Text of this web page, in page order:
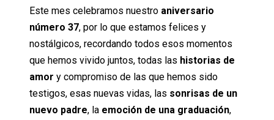
Este mes celebramos nuestro aniversario
número 37, por lo que estamos felices y
nostálgicos, recordando todos esos momentos
que hemos vivido juntos, todas las historias de
amor y compromiso de las que hemos sido
testigos, esas nuevas vidas, las sonrisas de un
nuevo padre, la emoción de una graduación,